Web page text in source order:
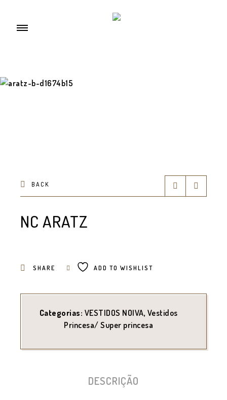
BACK
NC ARATZ
SHARE ADD TO WISHLIST
Categorias: VESTIDOS NOIVA, Vestidos
Princesa/ Super princesa
DESCRIÇÃO